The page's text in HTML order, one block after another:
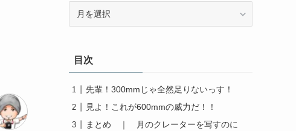
ブ目次
先輩！300mmじゃ全然足りないっす！
見よ！これが600mmの威力だ！！
まとめ ｜ 月のクレーターを写すのに